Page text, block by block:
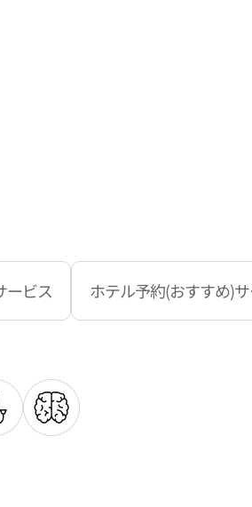
ービス ホテル予約(おすすめ)